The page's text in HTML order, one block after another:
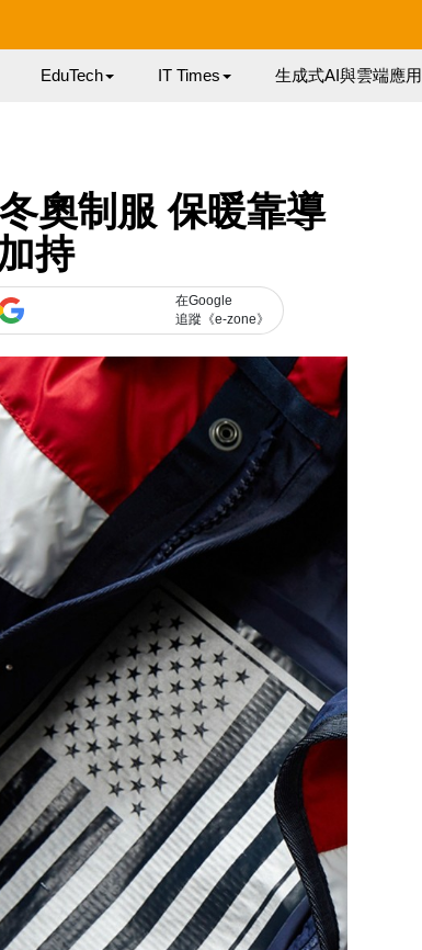
EduTech IT Times 生成式AI與雲端應用
奧制服 保暖靠導
持
在Google
追蹤《e-zone》